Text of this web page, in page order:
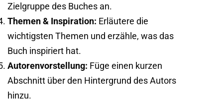
Zielgruppe des Buches an.
Themen & Inspiration: Erläutere die
wichtigsten Themen und erzähle, was das
Buch inspiriert hat.
Autorenvorstellung: Füge einen kurzen
Abschnitt über den Hintergrund des Autors
hinzu.